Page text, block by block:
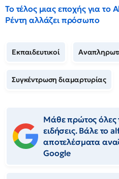
Το τέλος μιας εποχής για το
Ρέντη αλλάζει πρόσωπο
Εκπαιδευτικοί
Συγκέντρωση διαμαρτυρίας
Μάθε πρώτος όλες
ειδήσεις. Βάλε το
αποτελέσματα
Google